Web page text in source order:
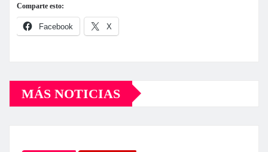
Comparte esto:
Facebook X
MÁS NOTICIAS